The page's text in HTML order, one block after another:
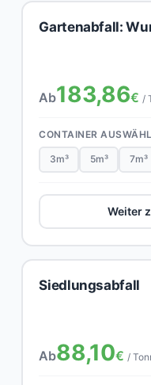
Gartenabfall:
Ab183,86€ /
CONTAINER
3m³ 5m³ 7m³
Weiter
Siedlungsabfall
Ab88,10€ /